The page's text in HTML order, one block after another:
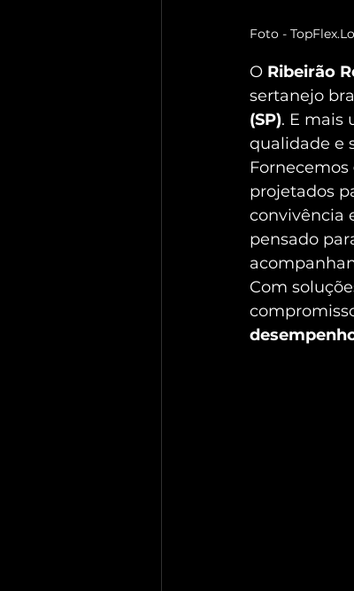
Foto -
O Ribeirão
sertanejo
(SP). E mais
qualidade e
Fornecemos
projetados
convivência
pensado
Com